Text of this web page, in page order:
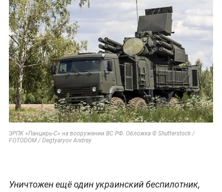
ЗРПК «Панцирь-С» на вооружении ВС РФ. Обложка © Shutterstock /
FOTODOM / Degtyaryov Andrey
Уничтожен ещё один украинский беспилотник,